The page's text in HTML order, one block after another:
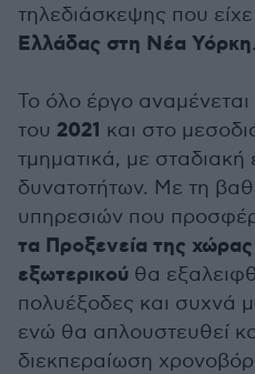
τηλεδιάσκεψης που
Ελλάδας στη Νέα Υόρκη.
Το όλο έργο
του 2021 και στο
τμηματικά, με σταδιακή
δυνατοτήτων. Με τη
υπηρεσιών που
τα Προξενεία της
εξωτερικού θα
πολυέξοδες και συχνά
ενώ θα απλουστευθεί
διεκπεραίωση